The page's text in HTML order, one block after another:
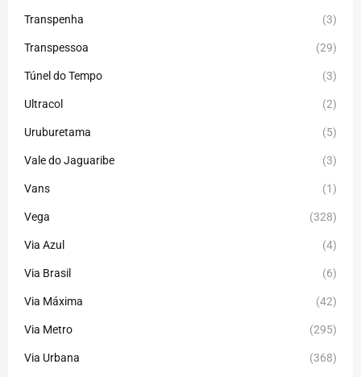
Transpenha (3)
Transpessoa (29)
Túnel do Tempo (3)
Ultracol (2)
Uruburetama (5)
Vale do Jaguaribe (3)
Vans (1)
Vega (328)
Via Azul (4)
Via Brasil (6)
Via Máxima (42)
Via Metro (295)
Via Urbana (368)